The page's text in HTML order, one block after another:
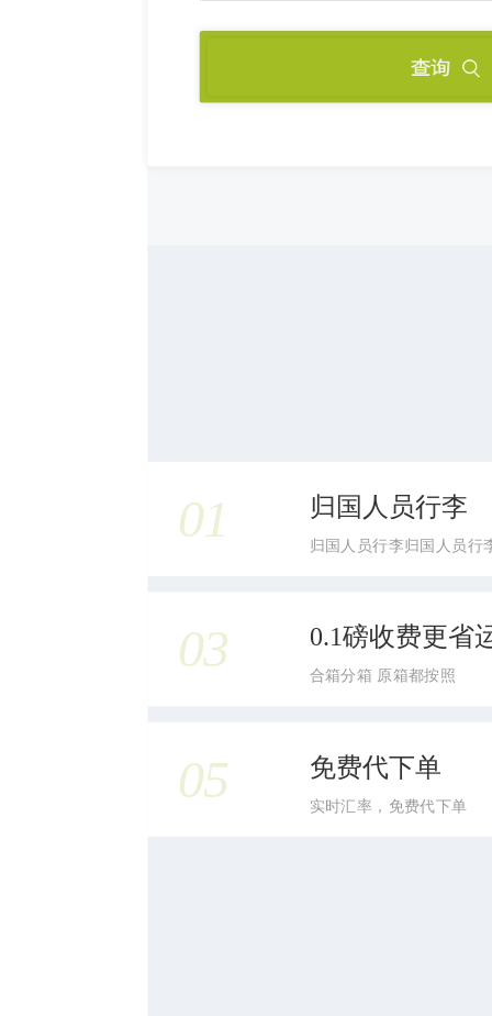
01 归国人员行李
归国人员行李归国人员行
03 0.1磅收费更省
合箱分箱 原箱都按照
05 免费代下单
实时汇率，免费代下单